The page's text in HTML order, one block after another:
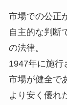
市場での公正
自主的な判断
の法律。
1947年に施行
市場が健全で
より安く優れ